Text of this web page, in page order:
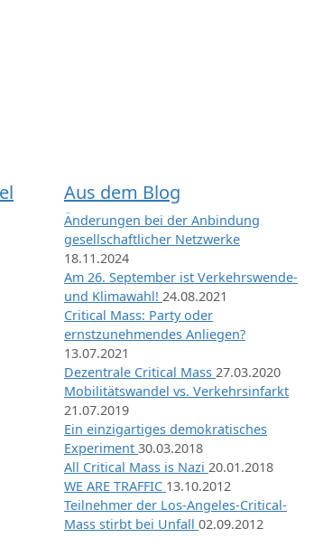
Aus dem Blog
Änderungen bei der Anbindung
gesellschaftlicher Netzwerke
18.11.2024
Am 26. September ist Verkehrswende-
und Klimawahl! 24.08.2021
Critical Mass: Party oder
ernstzunehmendes Anliegen?
13.07.2021
Dezentrale Critical Mass 27.03.2020
Mobilitätswandel vs. Verkehrsinfarkt
21.07.2019
Ein einzigartiges demokratisches
Experiment 30.03.2018
All Critical Mass is Nazi 20.01.2018
WE ARE TRAFFIC 13.10.2012
Teilnehmer der Los-Angeles-Critical-
Mass stirbt bei Unfall 02.09.2012